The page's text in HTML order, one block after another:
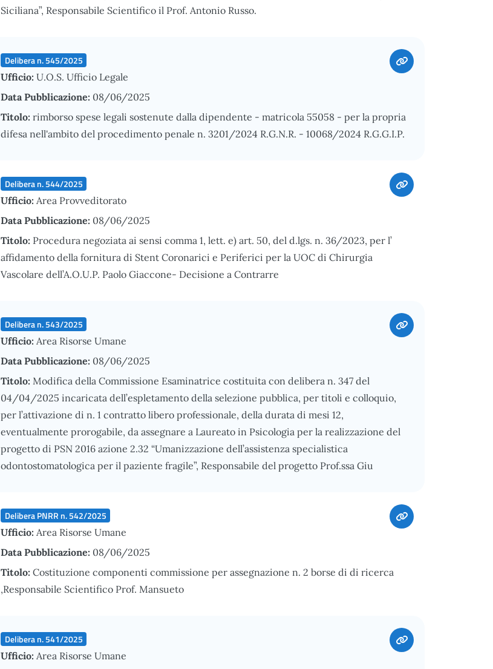
Siciliana”, Responsabile Scientifico il Prof. Antonio Russo.
Delibera n. 545/2025
Ufficio: U.O.S. Ufficio Legale
Data Pubblicazione: 08/06/2025
Titolo: rimborso spese legali sostenute dalla dipendente - matricola 55058 - per la propria
difesa nell'ambito del procedimento penale n. 3201/2024 R.G.N.R. - 10068/2024 R.G.G.I.P.
Delibera n. 544/2025
Ufficio: Area Provveditorato
Data Pubblicazione: 08/06/2025
Titolo: Procedura negoziata ai sensi comma 1, lett. e) art. 50, del d.lgs. n. 36/2023, per l’
affidamento della fornitura di Stent Coronarici e Periferici per la UOC di Chirurgia
Vascolare dell’A.O.U.P. Paolo Giaccone- Decisione a Contrarre
Delibera n. 543/2025
Ufficio: Area Risorse Umane
Data Pubblicazione: 08/06/2025
Titolo: Modifica della Commissione Esaminatrice costituita con delibera n. 347 del
04/04/2025 incaricata dell’espletamento della selezione pubblica, per titoli e colloquio,
per l’attivazione di n. 1 contratto libero professionale, della durata di mesi 12,
eventualmente prorogabile, da assegnare a Laureato in Psicologia per la realizzazione del
progetto di PSN 2016 azione 2.32 “Umanizzazione dell’assistenza specialistica
odontostomatologica per il paziente fragile”, Responsabile del progetto Prof.ssa Giu
Delibera PNRR n. 542/2025
Ufficio: Area Risorse Umane
Data Pubblicazione: 08/06/2025
Titolo: Costituzione componenti commissione per assegnazione n. 2 borse di di ricerca
,Responsabile Scientifico Prof. Mansueto
Delibera n. 541/2025
Ufficio: Area Risorse Umane